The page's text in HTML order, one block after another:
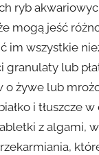
ryb
mogą jeść
im wszystkie
lub
żywe lub
i tłuszcze
z algami,